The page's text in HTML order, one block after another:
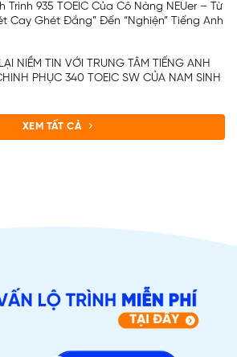
Trình 935 TOEIC Của Cô Nàng NEUer – Từ
Cay Ghét Đắng” Đến “Nghiện” Tiếng Anh
LẠI NIỀM TIN VỚI TRUNG TÂM TIẾNG ANH
PHỤC 340 TOEIC SW CỦA NAM SINH
XEM TẤT CẢ